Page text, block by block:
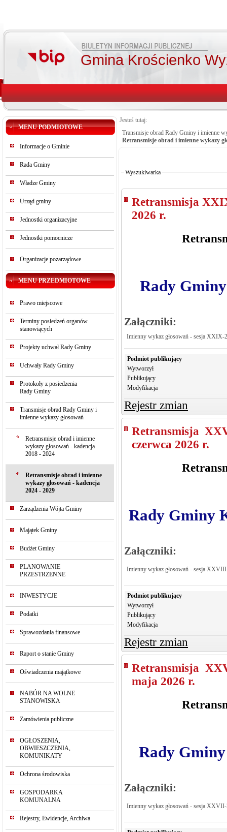
Gmina Krościenko
MENU PODMIOTOWE
Informacje o Gminie
Rada Gminy
Władze Gminy
Urząd gminy
Jednostki organizacyjne
Jednostki pomocnicze
Organizacje pozarządowe
MENU PRZEDMIOTOWE
Prawo miejscowe
Terminy posiedzeń organów
stanowiących
Projekty uchwał Rady Gminy
Uchwały Rady Gminy
Protokoły z posiedzenia
Rady Gminy
Transmisje obrad Rady Gminy i
imienne wykazy głosowań
Retransmisje obrad i imienne
wykazy głosowań - kadencja
2018 - 2024
Retransmisje obrad i imienne
wykazy głosowań - kadencja
2024 - 2029
Zarządzenia Wójta Gminy
Majątek Gminy
Budżet Gminy
PLANOWANIE
PRZESTRZENNE
INWESTYCJE
Podatki
Sprawozdania finansowe
Raport o stanie Gminy
Oświadczenia majątkowe
NABÓR NA WOLNE
STANOWISKA
Zamówienia publiczne
OGŁOSZENIA,
OBWIESZCZENIA,
KOMUNIKATY
Ochrona środowiska
GOSPODARKA
KOMUNALNA
Rejestry, Ewidencje, Archiwa
Jesteś tutaj:
Transmisje obrad Rady Gminy i imienne
Retransmisje obrad i imienne wykazy
Wyszukiwarka
Retransmisja
2026 r.
Rady
Załączniki:
Imienny wykaz głosowań - sesja XXIX-
Podmiot publikujący
Wytworzył
Publikujący
Modyfikacja
Rejestr zmian
Retransmisja
czerwca 2026 r.
Rady Gminy
Załączniki:
Imienny wykaz głosowań - sesja
Podmiot publikujący
Wytworzył
Publikujący
Modyfikacja
Rejestr zmian
Retransmisja
maja 2026 r.
Rady
Załączniki:
Imienny wykaz głosowań - sesja